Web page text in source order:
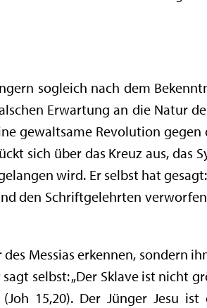
sogleich nach dem
Erwartung an die Natur
gewaltsame Revolution
sich über das Kreuz aus, das
wird. Er selbst hat
den Schriftgelehrten
Messias erkennen, sondern
selbst: „Der Sklave ist nicht
15,20). Der Jünger Jesu